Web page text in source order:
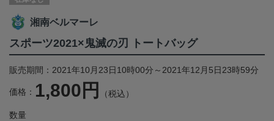
湘南ベルマーレ
スポーツ2021×鬼滅の刃 トートバッグ
販売期間：2021年10月23日10時00分～2021年12月5日23時59分
価格： 1,800円 （税込）
数量